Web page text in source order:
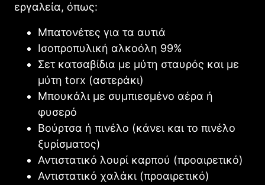
εργαλεία, όπως:
Μπατονέτες για τα αυτιά
Ισοπροπυλική αλκοόλη 99%
Σετ κατσαβίδια με μύτη σταυρός και με
μύτη torx (αστεράκι)
Μπουκάλι με συμπιεσμένο αέρα ή
φυσερό
Βούρτσα ή πινέλο (κάνει και το πινέλο
ξυρίσματος)
Αντιστατικό λουρί καρπού (προαιρετικό)
Αντιστατικό χαλάκι (προαιρετικό)